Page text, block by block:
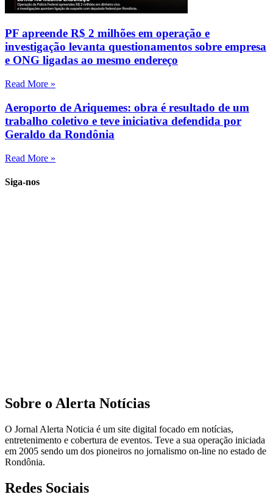
PF apreende R$ 2 milhões em operação e
investigação levanta questionamentos sobre empresa
e ONG ligadas ao mesmo endereço
Read More »
Aeroporto de Ariquemes: obra é resultado de um
trabalho coletivo e teve iniciativa defendida por
Geraldo da Rondônia
Read More »
Siga-nos
Sobre o Alerta Notícias
O Jornal Alerta Noticia é um site digital focado em notícias,
entretenimento e cobertura de eventos. Teve a sua operação iniciada
em 2005 sendo um dos pioneiros no jornalismo on-line no estado de
Rondônia.
Redes Sociais